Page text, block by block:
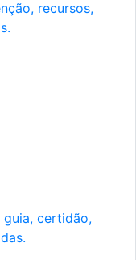
recursos,
certidão,